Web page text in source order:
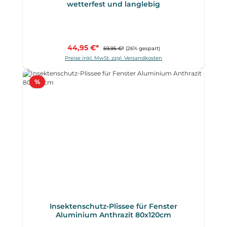
wetterfest und langlebig
44,95 €* 59,95 €* (26% gespart)
Preise inkl. MwSt. zzgl. Versandkosten
%Rabatt
Insektenschutz-Plissee für Fenster
Aluminium Anthrazit 80x120cm